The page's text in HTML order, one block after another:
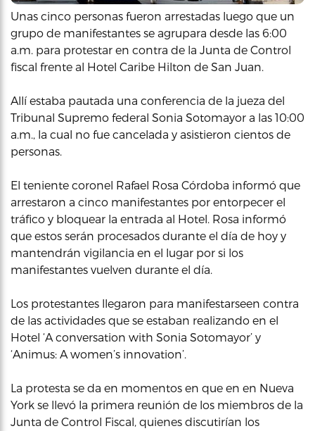
Unas cinco personas fueron arrestadas luego que un
grupo de manifestantes se agrupara desde las 6:00
a.m. para protestar en contra de la Junta de Control
fiscal frente al Hotel Caribe Hilton de San Juan.
Allí estaba pautada una conferencia de la jueza del
Tribunal Supremo federal Sonia Sotomayor a las 10:00
a.m., la cual no fue cancelada y asistieron cientos de
personas.
El teniente coronel Rafael Rosa Córdoba informó que
arrestaron a cinco manifestantes por entorpecer el
tráfico y bloquear la entrada al Hotel. Rosa informó
que estos serán procesados durante el día de hoy y
mantendrán vigilancia en el lugar por si los
manifestantes vuelven durante el día.
Los protestantes llegaron para manifestarseen contra
de las actividades que se estaban realizando en el
Hotel ‘A conversation with Sonia Sotomayor’ y
‘Animus: A women’s innovation’.
La protesta se da en momentos en que en en Nueva
York se llevó la primera reunión de los miembros de la
Junta de Control Fiscal, quienes discutirían los